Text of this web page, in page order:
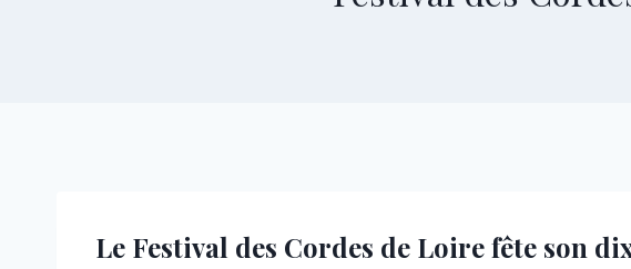
Le Festival des Cordes de Loire fête son